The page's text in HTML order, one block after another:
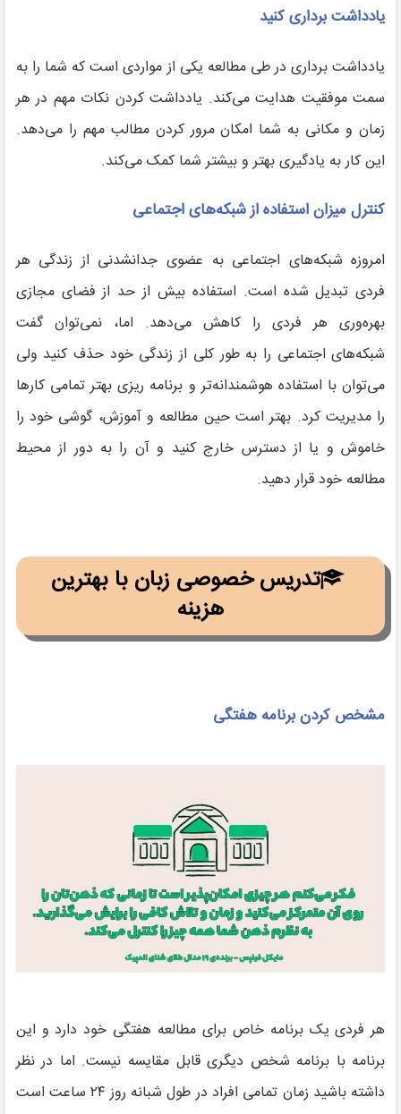
یادداشت برداری کنید
یادداشت برداری در طی مطالعه یکی از مواردی است که شما را به
سمت موفقیت هدایت می‌کند. یادداشت کردن نکات مهم در هر
زمان و مکانی به شما امکان مرور کردن مطالب مهم را می‌دهد.
این کار به یادگیری بهتر و بیشتر شما کمک می‌کند.
کنترل میزان استفاده از شبکه‌های اجتماعی
امروزه شبکه‌های اجتماعی به عضوی جدانشدنی از زندگی هر
فردی تبدیل شده است. استفاده بیش از حد از فضای مجازی
بهره‌وری هر فردی را کاهش می‌دهد. اما، نمی‌توان گفت
شبکه‌های اجتماعی را به طور کلی از زندگی خود حذف کنید ولی
می‌توان با استفاده هوشمندانه‌تر و برنامه ریزی بهتر تمامی کارها
را مدیریت کرد. بهتر است حین مطالعه و آموزش، گوشی خود را
خاموش و یا از دسترس خارج کنید و آن را به دور از محیط
مطالعه خود قرار دهید.
تدریس خصوصی زبان با بهترین
هزینه
مشخص کردن برنامه هفتگی
هر فردی یک برنامه خاص برای مطالعه هفتگی خود دارد و این
برنامه با برنامه شخص دیگری قابل مقایسه نیست. اما در نظر
داشته باشید زمان تمامی افراد در طول شبانه روز ۲۴ ساعت است